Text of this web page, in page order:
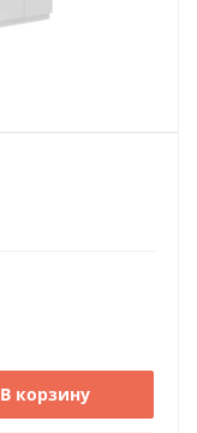
В корзину